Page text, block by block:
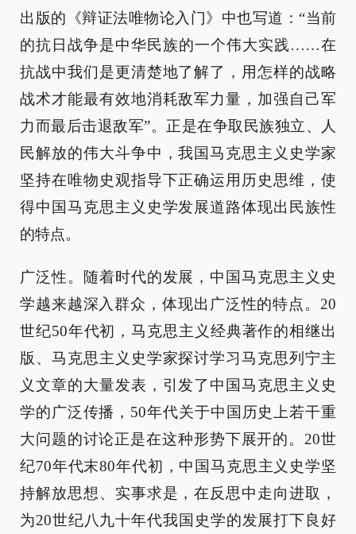
出版的《辩证法唯物论入门》中也写道：“当前
的抗日战争是中华民族的一个伟大实践……在
抗战中我们是更清楚地了解了，用怎样的战略
战术才能最有效地消耗敌军力量，加强自己军
力而最后击退敌军”。正是在争取民族独立、人
民解放的伟大斗争中，我国马克思主义史学家
坚持在唯物史观指导下正确运用历史思维，使
得中国马克思主义史学发展道路体现出民族性
的特点。
广泛性。随着时代的发展，中国马克思主义史
学越来越深入群众，体现出广泛性的特点。20
世纪50年代初，马克思主义经典著作的相继出
版、马克思主义史学家探讨学习马克思列宁主
义文章的大量发表，引发了中国马克思主义史
学的广泛传播，50年代关于中国历史上若干重
大问题的讨论正是在这种形势下展开的。20世
纪70年代末80年代初，中国马克思主义史学坚
持解放思想、实事求是，在反思中走向进取，
为20世纪八九十年代我国史学的发展打下良好